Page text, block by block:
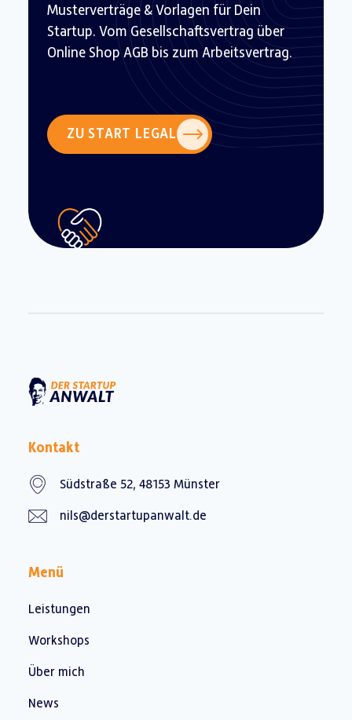
Musterverträge & Vorlagen für Dein
Startup. Vom Gesellschaftsvertrag über
Online Shop AGB bis zum Arbeitsvertrag.
ZU START LEGAL
Kontakt
Südstraße 52, 48153 Münster
nils@derstartupanwalt.de
Menü
Leistungen
Workshops
Über mich
News